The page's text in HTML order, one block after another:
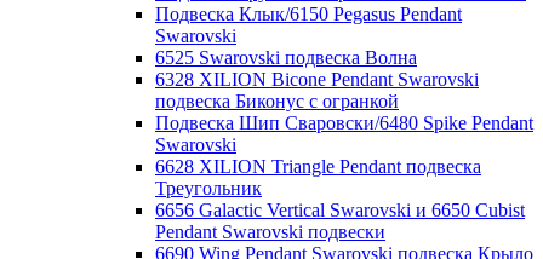
Подвеска Клык/6150 Pegasus Pendant
Swarovski
6525 Swarovski подвеска Волна
6328 XILION Bicone Pendant Swarovski
подвеска Биконус c огранкой
Подвеска Шип Сваровски/6480 Spike Pendant
Swarovski
6628 XILION Triangle Pendant подвеска
Треугольник
6656 Galactic Vertical Swarovski и 6650 Cubist
Pendant Swarovski подвески
6690 Wing Pendant Swarovski подвеска Крыло